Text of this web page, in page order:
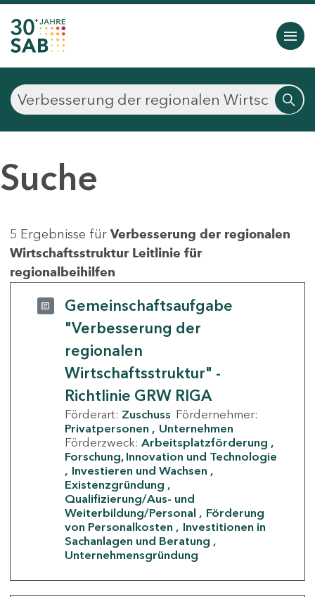
Suche
5 Ergebnisse für Verbesserung der regionalen
Wirtschaftsstruktur Leitlinie für
regionalbeihilfen
Gemeinschaftsaufgabe
"Verbesserung der
regionalen
Wirtschaftsstruktur" -
Richtlinie GRW RIGA
Förderart: Zuschuss Fördernehmer:
Privatpersonen
Unternehmen
Förderzweck: Arbeitsplatzförderung
Forschung, Innovation und Technologie
Investieren und Wachsen
Existenzgründung
Qualifizierung/Aus- und
Weiterbildung/Personal
Förderung
von Personalkosten
Investitionen in
Sachanlagen und Beratung
Unternehmensgründung